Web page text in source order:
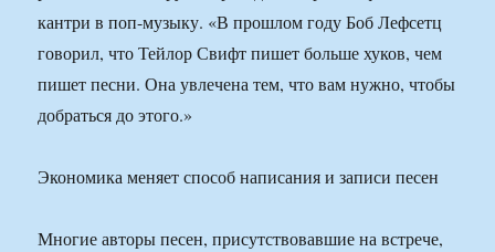
кантри в поп-музыку. «В прошлом году Боб Лефсетц
говорил, что Тейлор Свифт пишет больше хуков, чем
пишет песни. Она увлечена тем, что вам нужно, чтобы
добраться до этого.»
Экономика меняет способ написания и записи песен
Многие авторы песен, присутствовавшие на встрече,